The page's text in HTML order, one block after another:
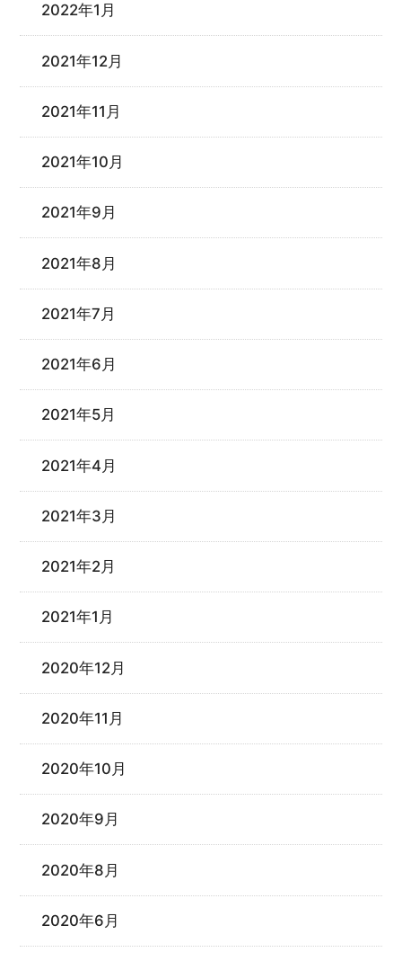
2022年1月
2021年12月
2021年11月
2021年10月
2021年9月
2021年8月
2021年7月
2021年6月
2021年5月
2021年4月
2021年3月
2021年2月
2021年1月
2020年12月
2020年11月
2020年10月
2020年9月
2020年8月
2020年6月